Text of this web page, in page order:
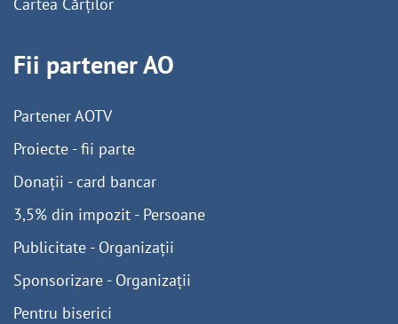
Fii partener AO
Partener AOTV
Proiecte - fii parte
Donații - card bancar
3,5% din impozit - Persoane
Publicitate - Organizații
Sponsorizare - Organizații
Pentru biserici